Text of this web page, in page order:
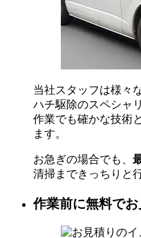
当社スタッフは様々
ハチ駆除のスペシャ
作業でも確かな技術
ます。
お急ぎの場合でも、
清掃まできっちりと
作業前に無料でお